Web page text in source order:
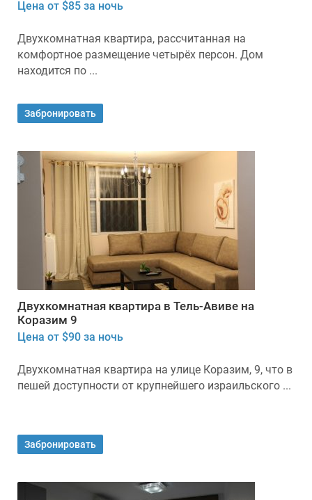
Цена от $85 за ночь
Двухкомнатная квартира, рассчитанная на
комфортное размещение четырёх персон. Дом
находится по ...
Забронировать
Двухкомнатная квартира в Тель-Авиве на
Коразим 9
Цена от $90 за ночь
Двухкомнатная квартира на улице Коразим, 9, что в
пешей доступности от крупнейшего израильского ...
Забронировать